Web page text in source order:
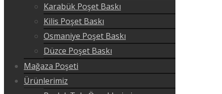
Karabük Poşet Baskı
Kilis Poşet Baskı
Osmaniye Poşet Baskı
Düzce Poşet Baskı
Mağaza Poşeti
Ürünlerimiz